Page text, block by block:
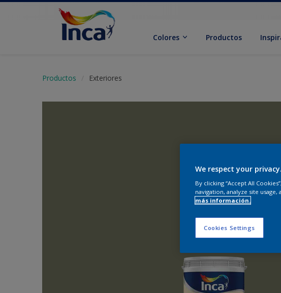
Colores Productos
Productos Exteriores
We respect your privacy.
By clicking “Accept All
navigation, analyze site
más información.
Cookies Settings